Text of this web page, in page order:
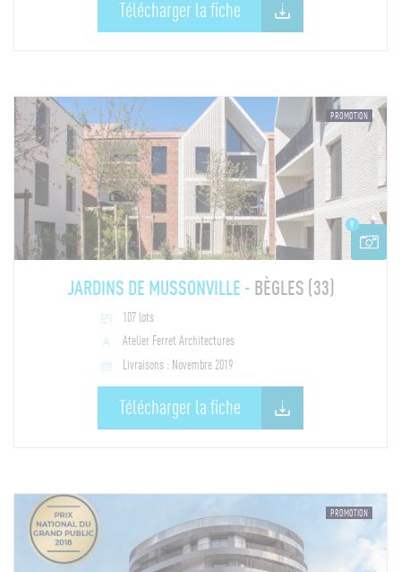
Télécharger la fiche
PROMOTION
9
JARDINS DE MUSSONVILLE - BÈGLES (33)
107 lots
Atelier Ferret Architectures
Livraisons : Novembre 2019
Télécharger la fiche
PROMOTION